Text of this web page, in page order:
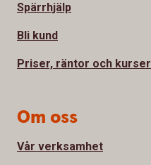
Spärrhjälp
Bli kund
Priser, räntor och kurser
Om oss
Vår verksamhet